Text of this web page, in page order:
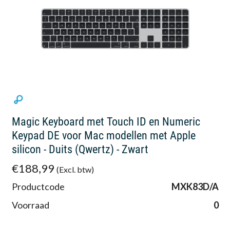
Magic Keyboard met Touch ID en Numeric
Keypad DE voor Mac modellen met Apple
silicon - Duits (Qwertz) - Zwart
€188,99 (Excl. btw)
Productcode
MXK83D/A
Voorraad
0